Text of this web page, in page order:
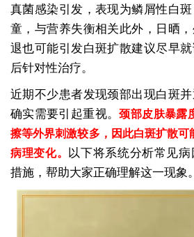
真菌感染引发，表现为鳞屑性白
童，与营养失衡相关此外，日晒
退也可能引发白斑扩散建议尽早
后针对性治疗。
近期不少患者发现颈部出现白斑
确实需要引起重视。颈部皮肤暴露
擦等外界刺激较多，因此白斑扩散可
病理变化。 以下将系统分析常见
措施，帮助大家正确理解这一现象。